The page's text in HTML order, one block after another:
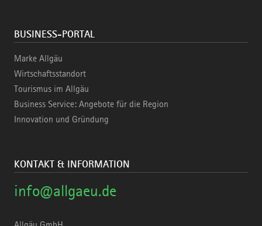
BUSINESS-PORTAL
Marke Allgäu
Wirtschaftsstandort
Tourismus im Allgäu
Business Service: Angebote für die Region
Innovation und Gründung
KONTAKT & INFORMATION
info@allgaeu.de